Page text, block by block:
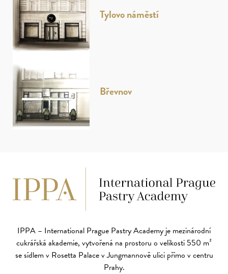
Tylovo náměstí
Břevnov
IPPA – International Prague Pastry Academy je mezinárodní
cukrářská akademie, vytvořená na prostoru o velikosti 550 m²
se sídlem v Rosetta Palace v Jungmannově ulici přímo v centru
Prahy.